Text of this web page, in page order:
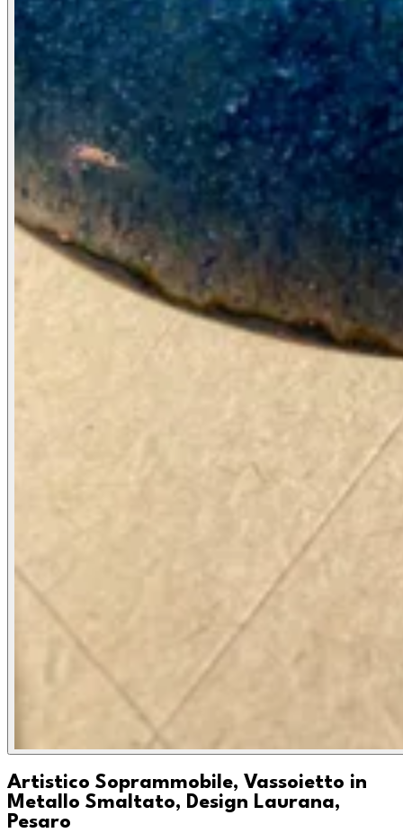
Artistico Soprammobile, Vassoietto in
Metallo Smaltato, Design Laurana,
Pesaro